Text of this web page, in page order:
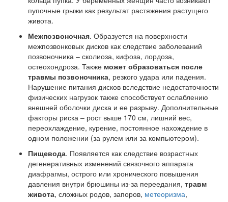
пупочные грыжи как результат растяжения растущего
живота.
Межпозвоночная. Образуется на поверхности
межпозвонковых дисков как следствие заболеваний
позвоночника – сколиоза, кифоза, лордоза,
остеохондроза. Также может образоваться после
травмы позвоночника, резкого удара или падения.
Нарушение питания дисков вследствие недостаточности
физических нагрузок также способствует ослаблению
внешней оболочки диска и ее разрыву. Дополнительные
факторы риска – рост выше 170 см, лишний вес,
переохлаждение, курение, постоянное нахождение в
одном положении (за рулем или за компьютером).
Пищевода. Появляется как следствие возрастных
дегенеративных изменений связочного аппарата
диафрагмы, острого или хронического повышения
давления внутри брюшины из-за переедания, травм
живота, сложных родов, запоров, метеоризма,